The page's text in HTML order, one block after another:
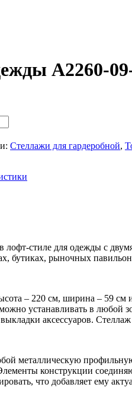
A2260-
Стеллажи для гардеробной,
стиле для одежды с
бутиках, рыночных
– 220 см, ширина – 59 см
устанавливать в любой
аксессуаров.
металлическую
конструкции
что добавляет ему